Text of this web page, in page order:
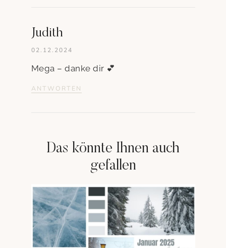
Judith
02.12.2024
Mega – danke dir 💕
ANTWORTEN
Das könnte Ihnen auch
gefallen